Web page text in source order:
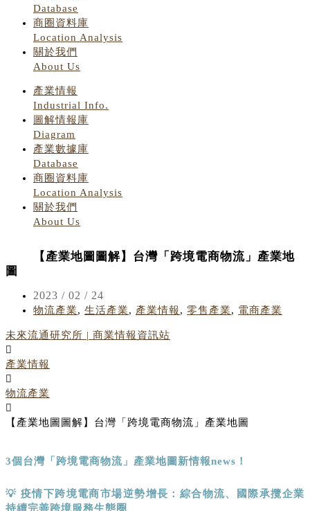
Database
商圈資料庫
Location Analysis
關於我們
About Us
產業情報
Industrial Info.
圖解情報庫
Diagram
產業數據庫
Database
商圈資料庫
Location Analysis
關於我們
About Us
【產業地圖圖解】台灣「跨境電商物流」產業地
圖
2023 / 02 / 24
物流產業, 生活產業, 產業情報, 零售產業, 電商產業
未來流通研究所 | 商業情報資訊站
產業情報
物流產業
【產業地圖圖解】台灣「跨境電商物流」產業地圖
3個台灣「跨境電商物流」產業地圖新情報news ！
💡 疫情下跨境電商市場逆勢增長：綜合物流、國際承攬企業
持續完善跨境服務生態圈